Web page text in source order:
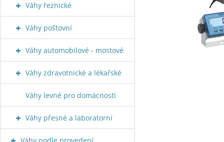
Váhy řeznické
Váhy poštovní
Váhy automobilové - mostové
Váhy zdravotnické a lékařské
Váhy levné pro domácnosti
Váhy přesné a laboratorní